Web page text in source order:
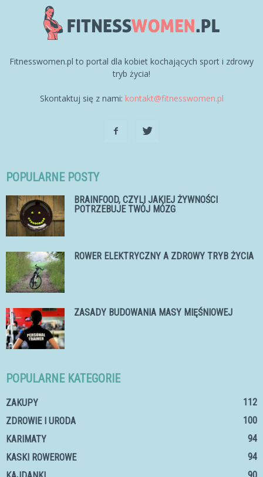
Fitnesswomen.pl to portal dla kobiet kochających sport i zdrowy
tryb życia!
Skontaktuj się z nami: kontakt@fitnesswomen.pl
POPULARNE POSTY
BRAINFOOD, CZYLI JAKIEJ ŻYWNOŚCI
POTRZEBUJE TWÓJ MÓZG
ROWER ELEKTRYCZNY A ZDROWY TRYB ŻYCIA
ZASADY BUDOWANIA MASY MIĘŚNIOWEJ
POPULARNE KATEGORIE
ZAKUPY
112
ZDROWIE I URODA
100
KARIMATY
94
KASKI ROWEROWE
94